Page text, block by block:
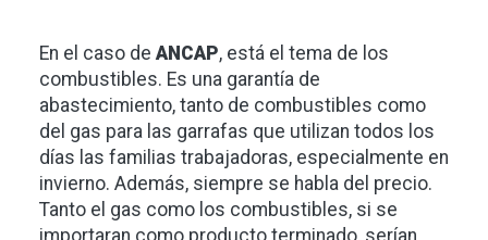
En el caso de ANCAP, está el tema de los
combustibles. Es una garantía de
abastecimiento, tanto de combustibles como
del gas para las garrafas que utilizan todos los
días las familias trabajadoras, especialmente en
invierno. Además, siempre se habla del precio.
Tanto el gas como los combustibles, si se
importaran como producto terminado, serían